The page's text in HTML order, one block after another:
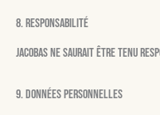
8. Responsabilité
Jacobas ne saurait être tenu
9. Données personnelles